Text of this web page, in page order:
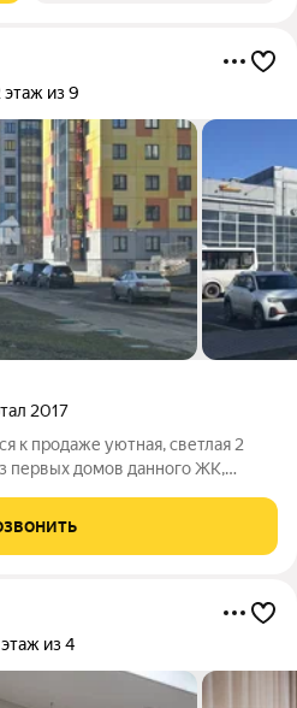
этаж из 9
2017
к продаже уютная, светлая 2
первых домов данного ЖК,
датчики на батареях с
этаж из 4